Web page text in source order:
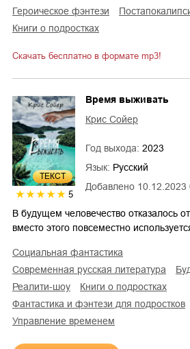
героическое фэнтези
книги о подростках
Скачать бесплатно в формате mp3!
ТЕКСТ
5
Добавлено 10.12.2023
Время выживать
Крис Сойер
Год выхода: 2023
Язык: Русский
В будущем человечество отказалось
вместо этого повсеместно
социальная фантастика
современная русская литература
реалити-шоу
книги о подростках
фантастика и фэнтези для подростков
управление временем